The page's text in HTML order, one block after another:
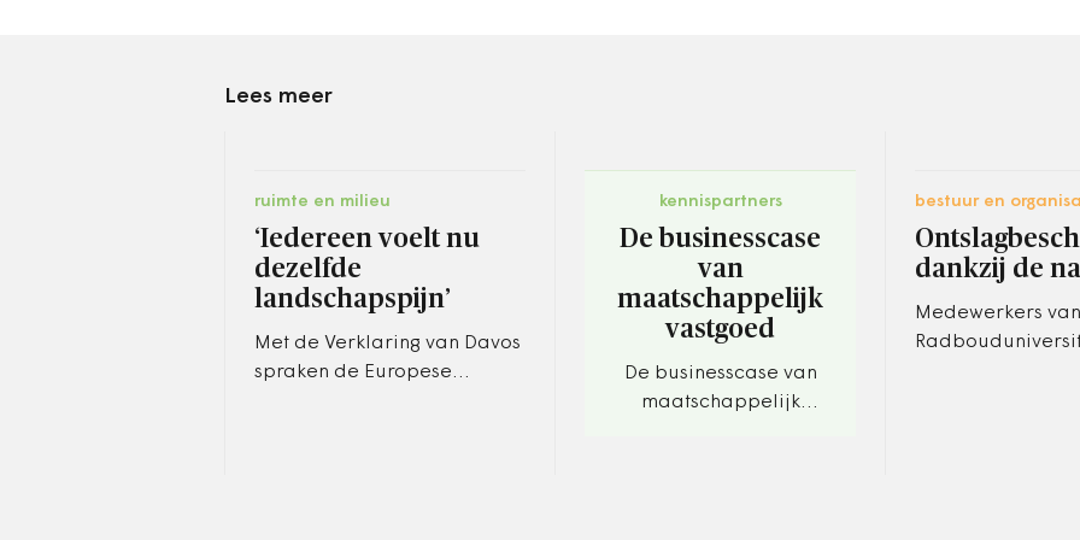
Lees meer
ruimte en milieu
‘Iedereen voelt nu
dezelfde
landschapspijn’
Met de Verklaring van Davos
spraken de Europese
kennispartners
De businesscase
van
maatschappelijk
vastgoed
De businesscase van
maatschappelijk
bestuur en
dankzij de
Medewerkers